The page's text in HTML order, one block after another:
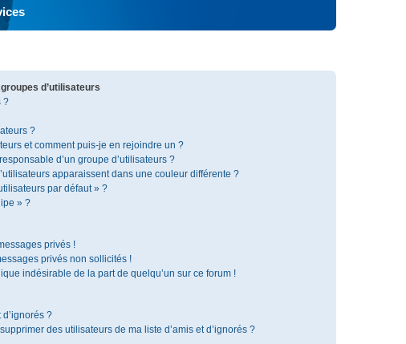
d’utilisateurs
?
?
et comment puis-je en rejoindre un ?
d’un groupe d’utilisateurs ?
apparaissent dans une couleur différente ?
par défaut » ?
» ?
privés !
privés non sollicités !
indésirable de la part de quelqu’un sur ce forum !
?
des utilisateurs de ma liste d’amis et d’ignorés ?